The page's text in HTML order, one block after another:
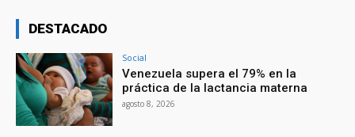
DESTACADO
Social
Venezuela supera el 79% en la
práctica de la lactancia materna
agosto 8, 2026